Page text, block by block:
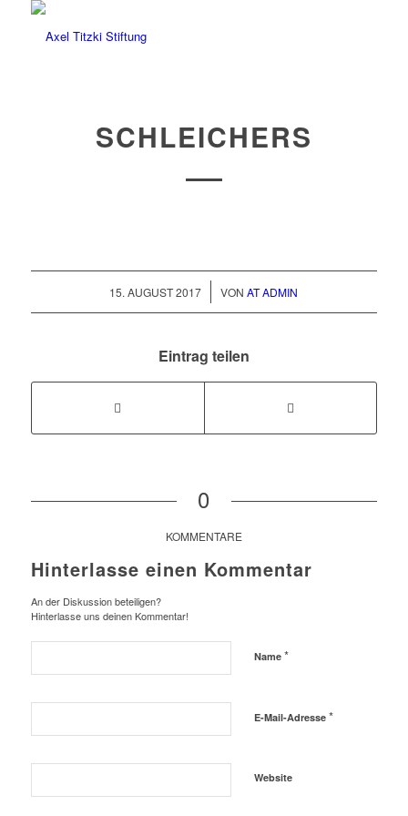
SCHLEICHERS
15. AUGUST 2017
/ VONAT ADMIN
Eintrag teilen
0
KOMMENTARE
Hinterlasse einen Kommentar
An der Diskussion beteiligen?
Hinterlasse uns deinen Kommentar!
Name *
E-Mail-Adresse *
Website